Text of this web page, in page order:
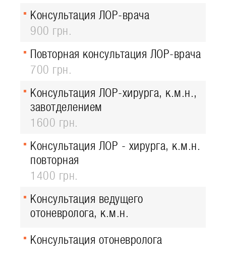
Консультация ЛОР-врача
900 грн.
Повторная консультация ЛОР-врача
700 грн.
Консультация ЛОР-хирурга, к.м.н.,
завотделением
1600 грн.
Консультация ЛОР - хирурга, к.м.н.
повторная
1400 грн.
Консультация ведущего
отоневролога, к.м.н.
Консультация отоневролога